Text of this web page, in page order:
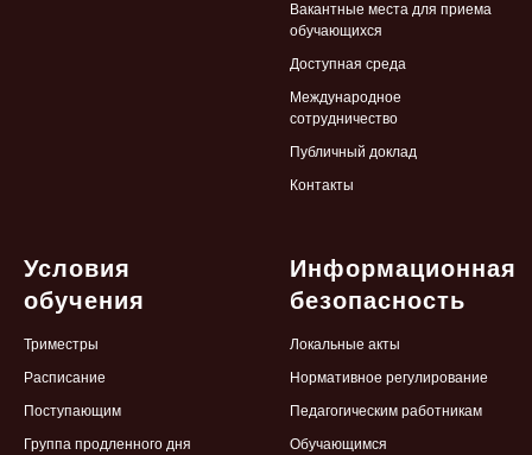
Вакантные места для приема
обучающихся
Доступная среда
Международное
сотрудничество
Публичный доклад
Контакты
Условия
обучения
Триместры
Расписание
Поступающим
Группа продленного дня
Информационная
безопасность
Локальные акты
Нормативное регулирование
Педагогическим работникам
Обучающимся